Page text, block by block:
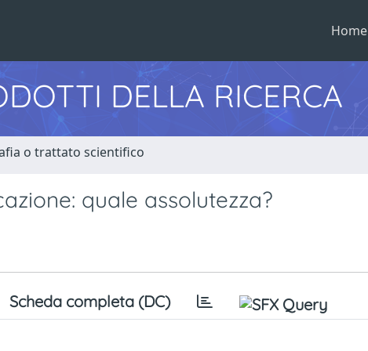
Home
DELLA RICERCA
o trattato scientifico
quale assolutezza?
Scheda completa (DC)